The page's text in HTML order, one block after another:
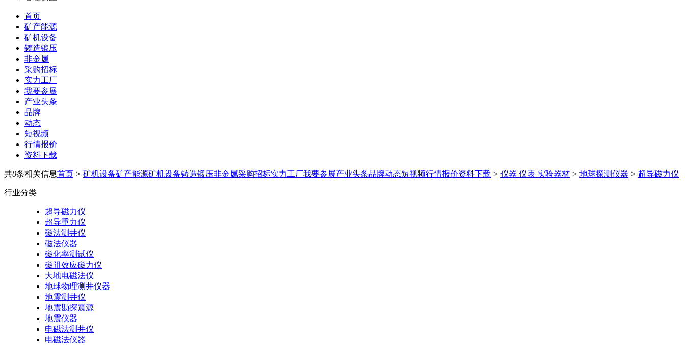
首页
矿产能源
矿机设备
铸造锻压
非金属
采购招标
实力工厂
我要参展
产业头条
品牌
动态
短视频
行情报价
资料下载
共0条相关信息首页 > 矿机设备矿产能源矿机设备铸造锻压非金属采购招标实力工厂我要参展产业头条品牌动态短视频行情报价资料下载 > 仪器 仪表 实验器材 > 地球探测仪器 > 超导磁力仪
行业分类
超导磁力仪
超导重力仪
磁法测井仪
磁法仪器
磁化率测试仪
磁阻效应磁力仪
大地电磁法仪
地球物理测井仪器
地震测井仪
地震勘探震源
地震仪器
电磁法测井仪
电磁法仪器